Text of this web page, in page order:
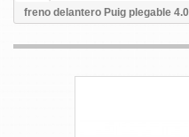
freno delantero Puig plegable 4.0